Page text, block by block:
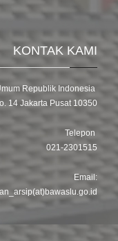
KONTAK KAMI
Republik Indonesia
14 Jakarta Pusat 10350
Telepon
021-2301515
Email: